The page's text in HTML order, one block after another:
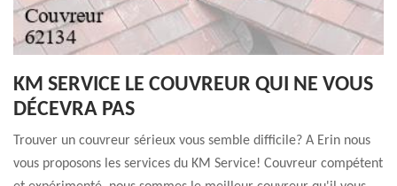
KM SERVICE LE COUVREUR QUI NE VOUS
DÉCEVRA PAS
Trouver un couvreur sérieux vous semble difficile? A Erin nous
vous proposons les services du KM Service! Couvreur compétent